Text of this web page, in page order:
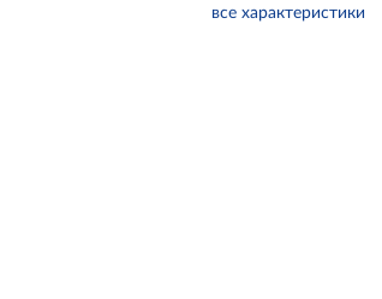
все характеристики